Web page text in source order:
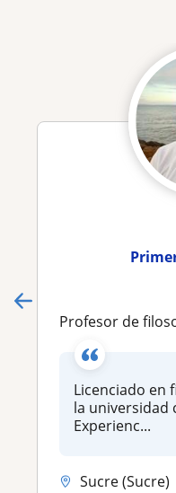
Profesor de filosofía y con conocimiento en
Licenciado en
la universidad
Experienc...
Sucre (Sucre)